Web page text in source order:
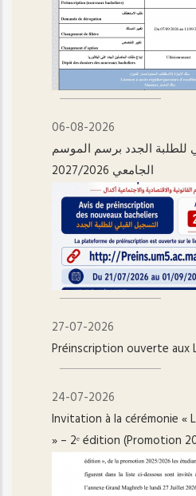
06-08-2026
للطلبة الجدد برسم الموسم
الجامعي 2027/2026
27-07-2026
Préinscription ouverte aux
24-07-2026
Invitation à la cérémonie «
» – 2ᵉ édition (Promotion